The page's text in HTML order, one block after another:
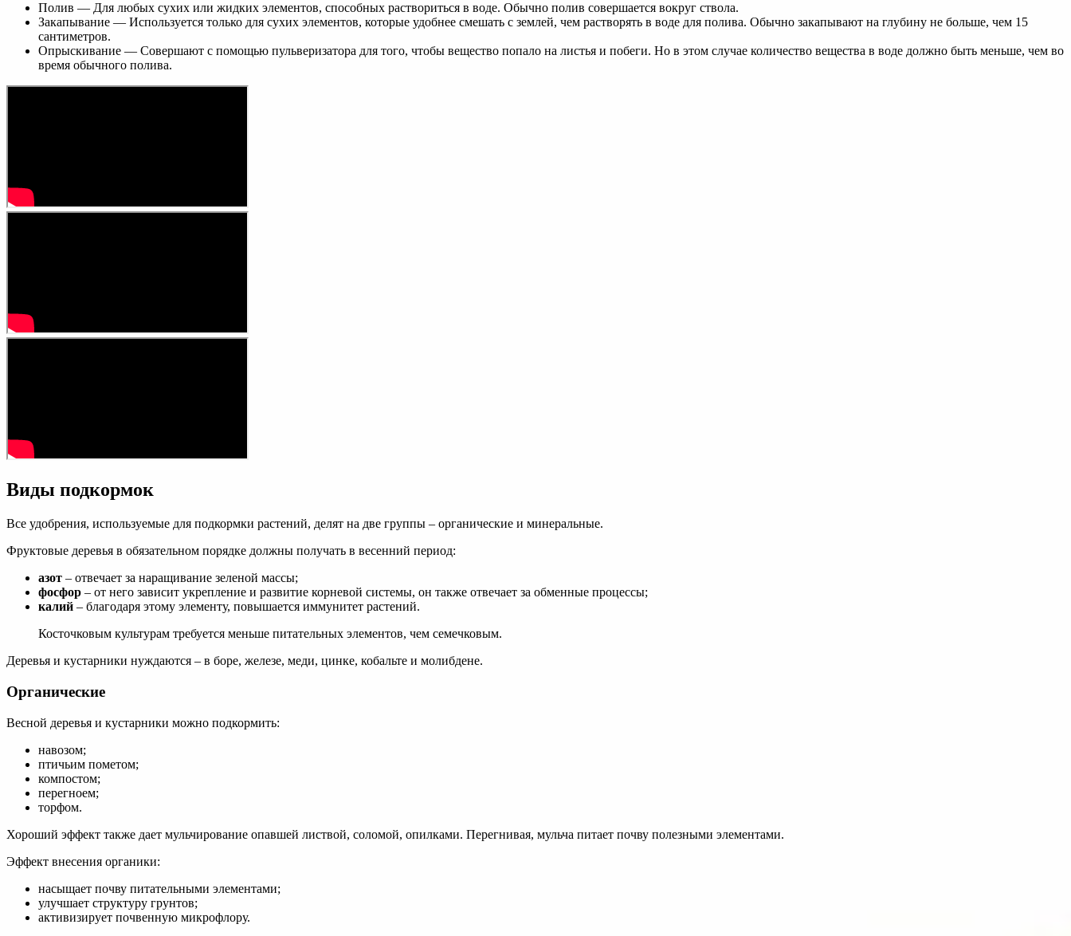
Полив — Для любых сухих или жидких элементов, способных раствориться в воде. Обычно полив совершается вокруг ствола.
Закапывание — Используется только для сухих элементов, которые удобнее смешать с землей, чем растворять в воде для полива. Обычно закапывают на глубину не больше, чем 15
сантиметров.
Опрыскивание — Совершают с помощью пульверизатора для того, чтобы вещество попало на листья и побеги. Но в этом случае количество вещества в воде должно быть меньше, чем во
время обычного полива.
Виды подкормок
Все удобрения, используемые для подкормки растений, делят на две группы – органические и минеральные.
Фруктовые деревья в обязательном порядке должны получать в весенний период:
азот – отвечает за наращивание зеленой массы;
фосфор – от него зависит укрепление и развитие корневой системы, он также отвечает за обменные процессы;
калий – благодаря этому элементу, повышается иммунитет растений.
Косточковым культурам требуется меньше питательных элементов, чем семечковым.
Деревья и кустарники нуждаются – в боре, железе, меди, цинке, кобальте и молибдене.
Органические
Весной деревья и кустарники можно подкормить:
навозом;
птичьим пометом;
компостом;
перегноем;
торфом.
Хороший эффект также дает мульчирование опавшей листвой, соломой, опилками. Перегнивая, мульча питает почву полезными элементами.
Эффект внесения органики:
насыщает почву питательными элементами;
улучшает структуру грунтов;
активизирует почвенную микрофлору.